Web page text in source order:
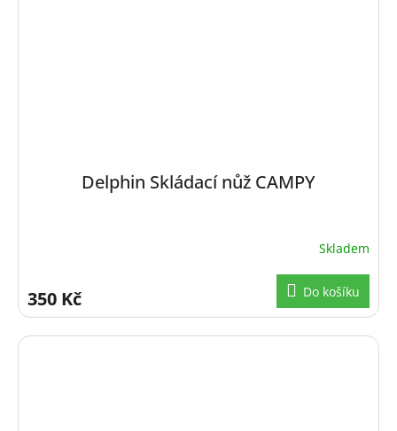
Delphin Skládací nůž CAMPY
Skladem
350 Kč Do košíku